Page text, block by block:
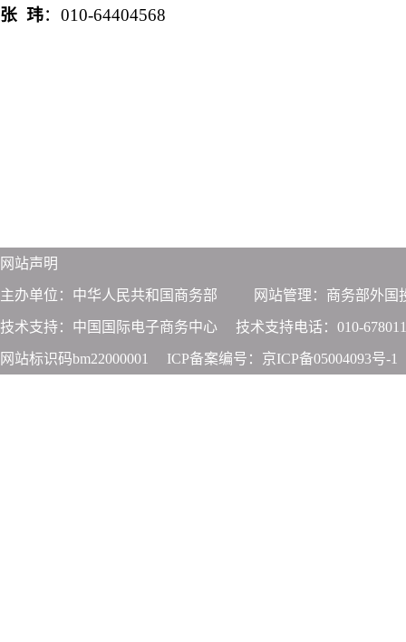
张 玮： 010-64404568
网站声明
主办单位：中华人民共和国商务部 网站管理：商务部外国
技术支持：中国国际电子商务中心 技术支持电话：010-
网站标识码bm22000001 ICP备案编号：京ICP备05004093号-1